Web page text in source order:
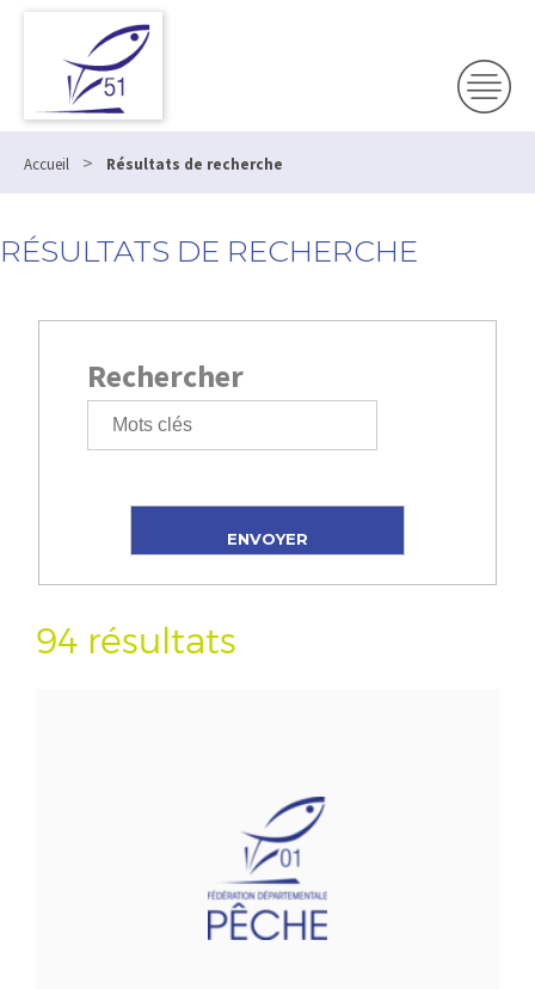
Accueil > Résultats de recherche
RÉSULTATS DE RECHERCHE
Rechercher
94 résultats